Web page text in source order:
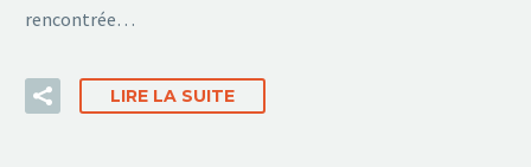
rencontrée…
LIRE LA SUITE